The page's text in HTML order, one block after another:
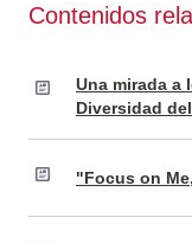
Contenidos
Una mirada a
Diversidad
"Focus on